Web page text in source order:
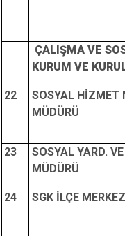
ÇALIŞMA VE
KURUM VE
22
SOSYAL HİZMET
MÜDÜRÜ
23
SOSYAL YARD.
MÜDÜRÜ
24 SGK İLÇE